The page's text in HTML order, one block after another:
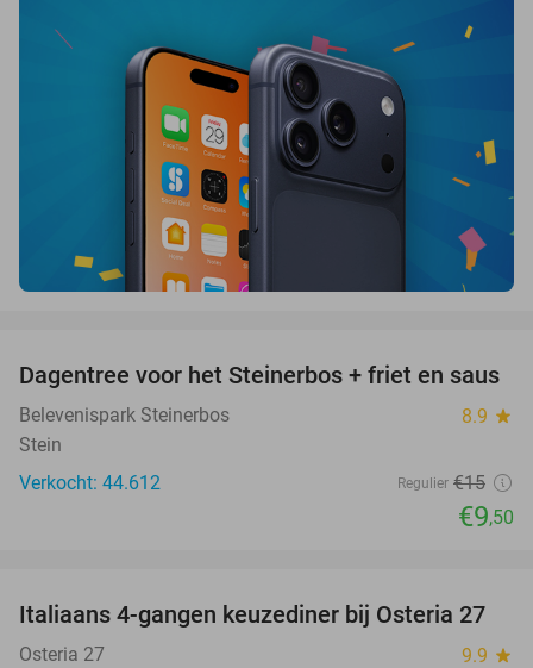
37%
Dagentree voor het Steinerbos + friet en saus
Belevenispark Steinerbos 8.9 star
Stein
Verkocht: 44.612
Regulier €15
€9,50
41%
Italiaans 4-gangen keuzediner bij Osteria 27
Osteria 27 9.9 star